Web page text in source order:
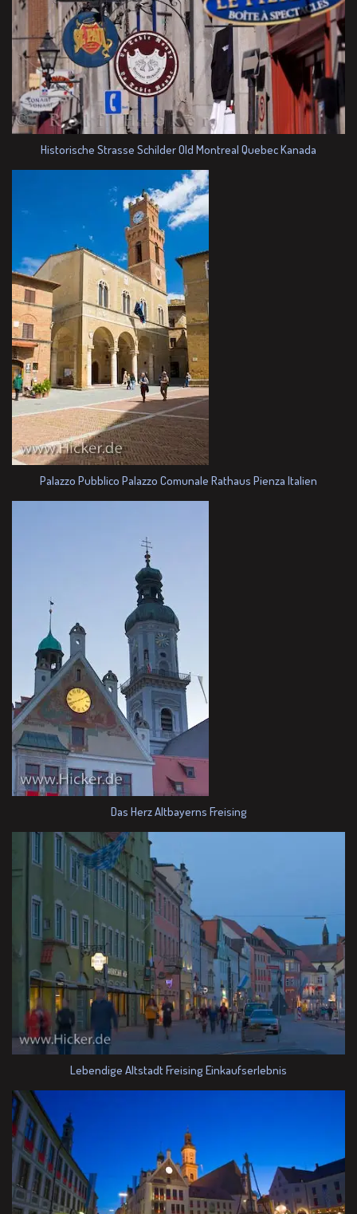
Historische Strasse Schilder Old Montreal Quebec Kanada
Palazzo Pubblico Palazzo Comunale Rathaus Pienza Italien
Das Herz Altbayerns Freising
Lebendige Altstadt Freising Einkaufserlebnis